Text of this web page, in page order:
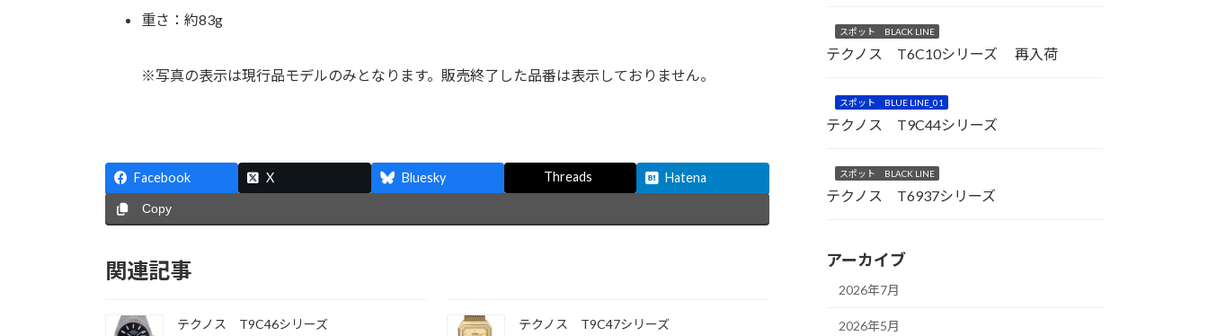
重さ：約83g
※写真の表示は現行品モデルのみとなります。販売終了した品番は表示しておりません。
Facebook X Bluesky Threads Hatena
Copy
関連記事
テクノス T9C46シリーズ テクノス T9C47シリーズ
スポット BLACK LINE
テクノス T6C10シリーズ 再入荷
スポット BLUE LINE_01
テクノス T9C44シリーズ
スポット BLACK LINE
テクノス T6937シリーズ
アーカイブ
2026年7月
2026年5月